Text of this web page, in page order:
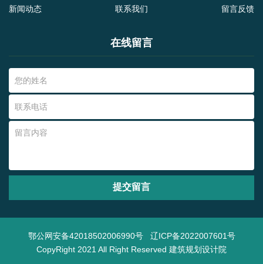
新闻动态
联系我们 留言反馈
在线留言
提交留言
鄂公网安备42018502006990号
辽ICP备2022007601号
CopyRight 2021 All Right Reserved 建筑规划设计院